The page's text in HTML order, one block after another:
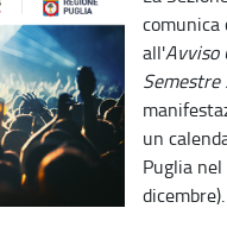
comunica
all'Avviso
un
Puglia
dicembre).